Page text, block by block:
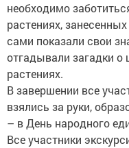
необходимо
растениях,
сами показали свои
отгадывали загадки о
растениях.
В завершении все
взялись за руки,
– в День народного
Все участники